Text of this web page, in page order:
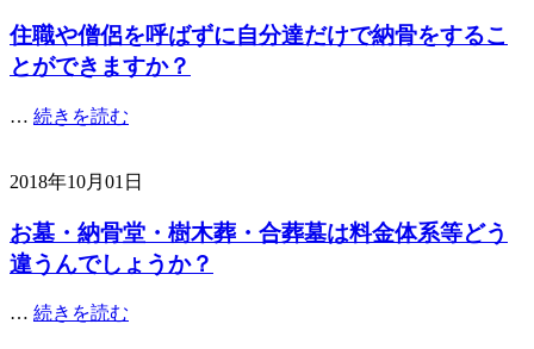
住職や僧侶を呼ばずに自分達だけで納骨をするこ
とができますか？
… 続きを読む
2018年10月01日
お墓・納骨堂・樹木葬・合葬墓は料金体系等どう
違うんでしょうか？
… 続きを読む